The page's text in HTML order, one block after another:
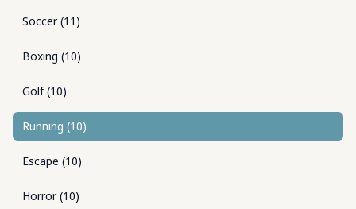
Soccer(11 )
Boxing (10)
Golf(10)
Running (10)
Escape (10)
Horror(10)